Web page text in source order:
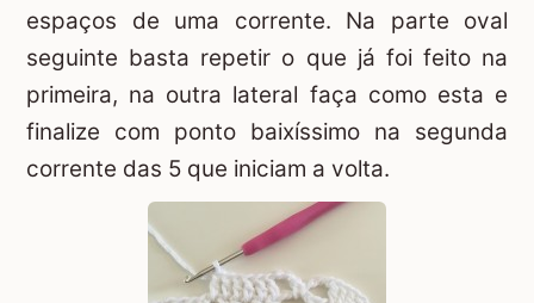
espaços de uma corrente. Na parte oval
seguinte basta repetir o que já foi feito na
primeira, na outra lateral faça como esta e
finalize com ponto baixíssimo na segunda
corrente das 5 que iniciam a volta.